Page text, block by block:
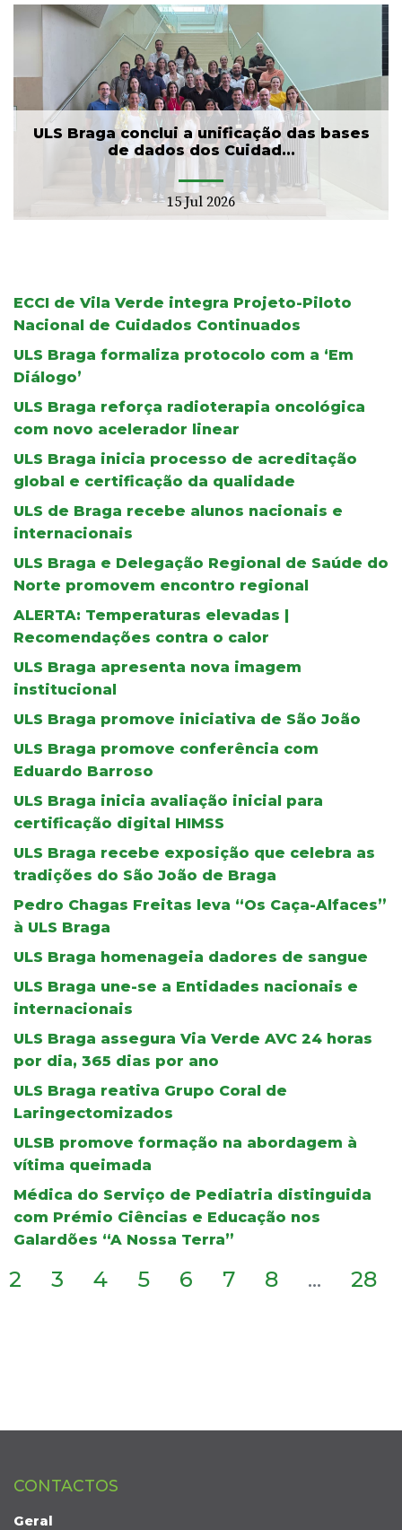
ULS Braga conclui a unificação das bases
de dados dos Cuidad...
15 Jul 2026
ECCI de Vila Verde integra Projeto-Piloto
Nacional de Cuidados Continuados
ULS Braga formaliza protocolo com a ‘Em
Diálogo’
ULS Braga reforça radioterapia oncológica
com novo acelerador linear
ULS Braga inicia processo de acreditação
global e certificação da qualidade
ULS de Braga recebe alunos nacionais e
internacionais
ULS Braga e Delegação Regional de Saúde do
Norte promovem encontro regional
ALERTA: Temperaturas elevadas |
Recomendações contra o calor
ULS Braga apresenta nova imagem
institucional
ULS Braga promove iniciativa de São João
ULS Braga promove conferência com
Eduardo Barroso
ULS Braga inicia avaliação inicial para
certificação digital HIMSS
ULS Braga recebe exposição que celebra as
tradições do São João de Braga
Pedro Chagas Freitas leva “Os Caça-Alfaces”
à ULS Braga
ULS Braga homenageia dadores de sangue
ULS Braga une-se a Entidades nacionais e
internacionais
ULS Braga assegura Via Verde AVC 24 horas
por dia, 365 dias por ano
ULS Braga reativa Grupo Coral de
Laringectomizados
ULSB promove formação na abordagem à
vítima queimada
Médica do Serviço de Pediatria distinguida
com Prémio Ciências e Educação nos
Galardões “A Nossa Terra”
2 3 4 5 6 7 8 ... 28
CONTACTOS
Geral